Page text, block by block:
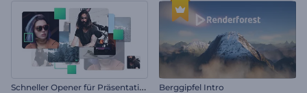
S
chneller Opener für Präsentationen Berggipfel Intro